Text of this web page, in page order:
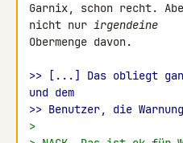
Garnix, schon recht.
nicht nur irgendeine
Obermenge davon.
>> [...] Das obliegt
und dem
>> Benutzer, die
>